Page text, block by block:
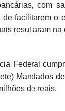
com
facilitarem o
resultaram na
Federal
Mandados
de reais.